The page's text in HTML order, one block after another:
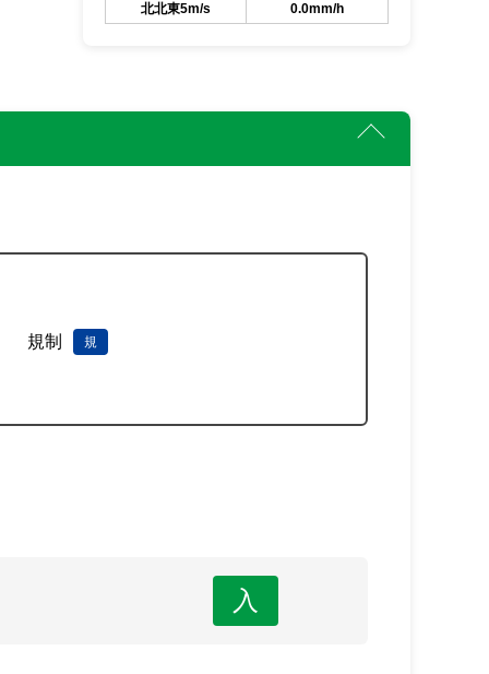
北北東5m/s
0.0mm/h
規制 規
入